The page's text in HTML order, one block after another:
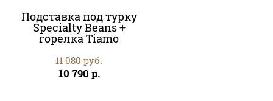
Подставка под турку
Specialty Beans +
горелка Tiamo
11 080руб.
10 790 р.